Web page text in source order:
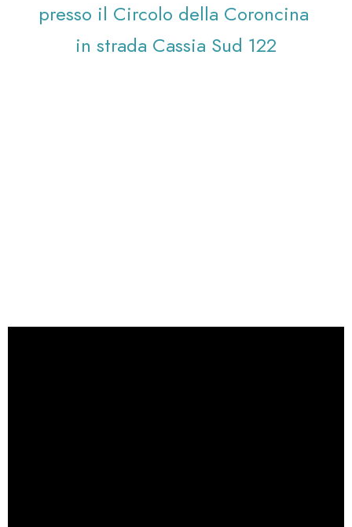
presso il Circolo della Coroncina
in strada Cassia Sud 122